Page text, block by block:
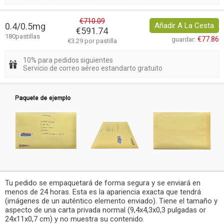
0.4/0.5mg
180pastillas
€710.09
€591.74
€3.29 por pastilla
Añadir A La Cesta
guardar: €77.86
10% para pedidos siguientes
Servicio de correo aéreo estandarto gratuito
Tu pedido se empaquetará de forma segura y se enviará en
menos de 24 horas. Esta es la apariencia exacta que tendrá
(imágenes de un auténtico elemento enviado). Tiene el tamaño y
aspecto de una carta privada normal (9,4x4,3x0,3 pulgadas or
24x11x0,7 cm) y no muestra su contenido.